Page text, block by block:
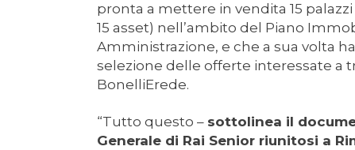
pronta a mettere in vendita 15
15 asset) nell’ambito del Piano
Amministrazione, e che a sua volta
selezione delle offerte interessate a
BonelliErede.
“Tutto questo – sottolinea il
Generale di Rai Senior riunitosi a